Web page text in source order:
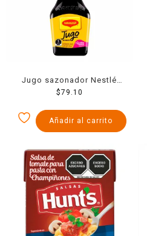
Jugo sazonador Nestlé
Maggi 200 ml
$79.10
Añadir al carrito